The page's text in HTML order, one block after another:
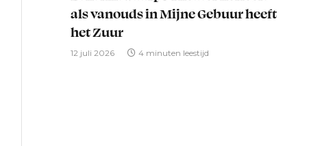
als vanouds in Mijne Gebuur heeft
het Zuur
12 juli 2026 4 minuten leestijd